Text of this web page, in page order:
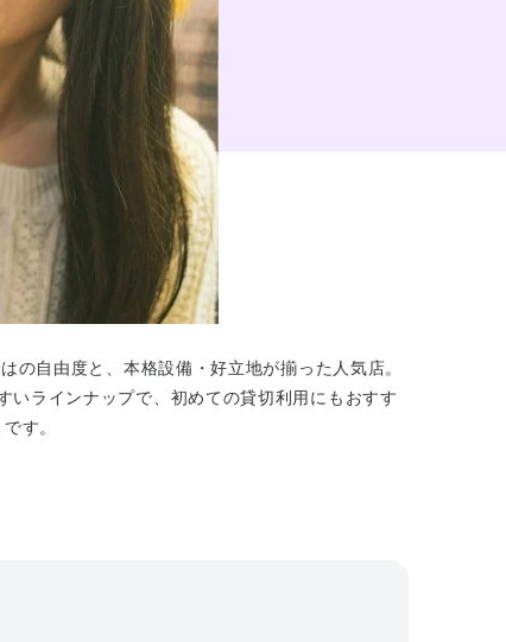
自由度と、本格設備・好立地が揃った人気店。
ラインナップで、初めての貸切利用にもおすす
す。